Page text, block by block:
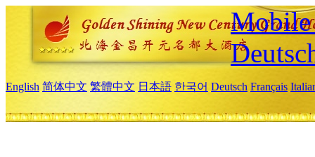
Mobile
English 简体中文 繁體中文 日本語 한국어 Deutsch Français